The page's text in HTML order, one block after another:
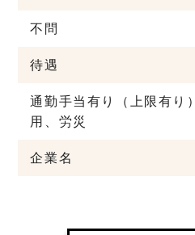
不問
待遇
通勤手当有り（上限有り
用、労災
企業名